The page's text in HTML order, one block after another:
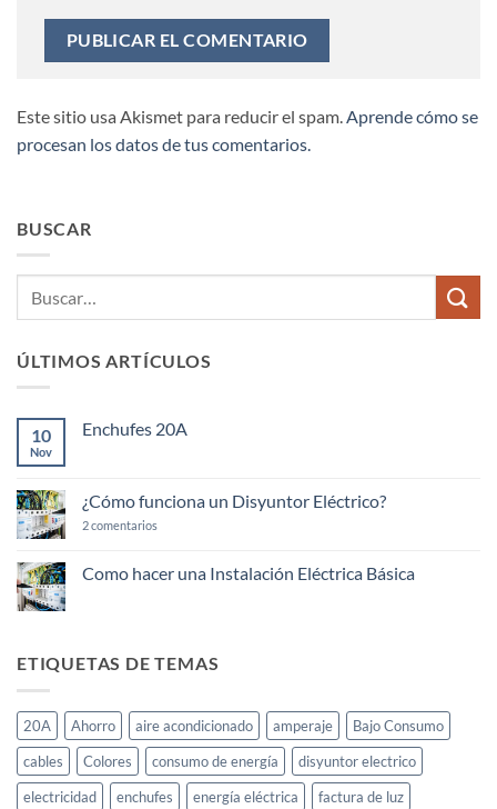
Este sitio usa Akismet para reducir el spam.Aprende cómo se
procesan los datos de tus comentarios.
BUSCAR
ÚLTIMOS ARTÍCULOS
10
Nov
Enchufes 20A
en
Enchufes
20A
¿Cómo funciona un Disyuntor Eléctrico?
2 comentarios
Disyuntor
Como hacer una Instalación Eléctrica Básica
hacer
Eléctrica
Básica
ETIQUETAS DE TEMAS
20A Ahorro aire acondicionado amperaje
Bajo Consumo
cables
Colores consumo de energía
disyuntor electrico
electricidad
enchufes energía eléctrica
factura de luz